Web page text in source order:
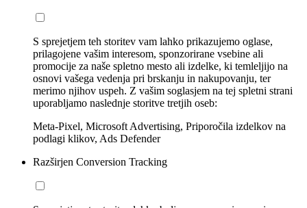
S sprejetjem teh storitev vam lahko prikazujemo oglase,
prilagojene vašim interesom, sponzorirane vsebine ali
promocije za naše spletno mesto ali izdelke, ki temleljijo na
osnovi vašega vedenja pri brskanju in nakupovanju, ter
merimo njihov uspeh. Z vašim soglasjem na tej spletni strani
uporabljamo naslednje storitve tretjih oseb:
Meta-Pixel, Microsoft Advertising, Priporočila izdelkov na
podlagi klikov, Ads Defender
Razširjen Conversion Tracking